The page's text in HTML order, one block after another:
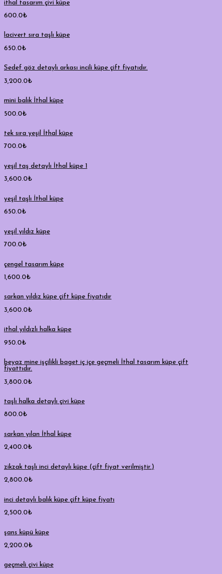
ithal tasarım çivi küpe
600.0₺
lacivert sıra taşlı küpe
650.0₺
Sedef göz detaylı arkası incili küpe çift fiyatıdır.
3,200.0₺
mini balık İthal küpe
500.0₺
tek sıra yeşil İthal küpe
700.0₺
yeşil taş detaylı İthal küpe 1
3,600.0₺
yeşil taşlı İthal küpe
650.0₺
yeşil yıldız küpe
700.0₺
çengel tasarım küpe
1,600.0₺
sarkan yıldız küpe çift küpe fiyatıdır
3,600.0₺
ithal yıldızlı halka küpe
950.0₺
beyaz mine işçilikli baget iç içe geçmeli İthal tasarım küpe çift
fiyattıdır.
3,800.0₺
taşlı halka detaylı çivi küpe
800.0₺
sarkan yılan İthal küpe
2,400.0₺
zikzak taşlı inci detaylı küpe (çift fiyat verilmiştir.)
2,800.0₺
inci detaylı balık küpe çift küpe fiyatı
2,500.0₺
şans küpü küpe
2,200.0₺
geçmeli çivi küpe